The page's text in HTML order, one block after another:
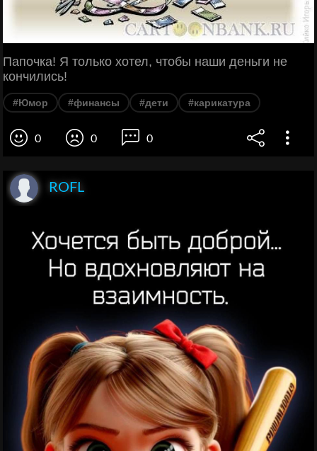
Папочка! Я только хотел, чтобы наши деньги не
кончились!
#Юмор #финансы #дети #карикатура
0 0 0
ROFL